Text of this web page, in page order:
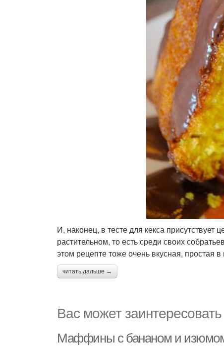
И, наконец, в тесте для кекса
растительном, то есть среди своих
этом рецепте тоже очень вкусная, простая
читать дальше →
Вас может заинтересовать
Маффины с бананом и